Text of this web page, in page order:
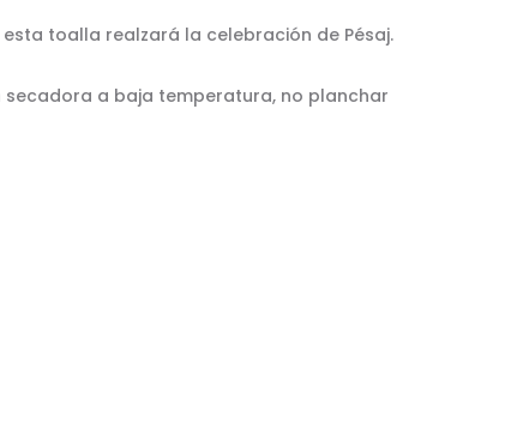
toalla realzará la celebración de Pésaj.
secadora a baja temperatura, no planchar